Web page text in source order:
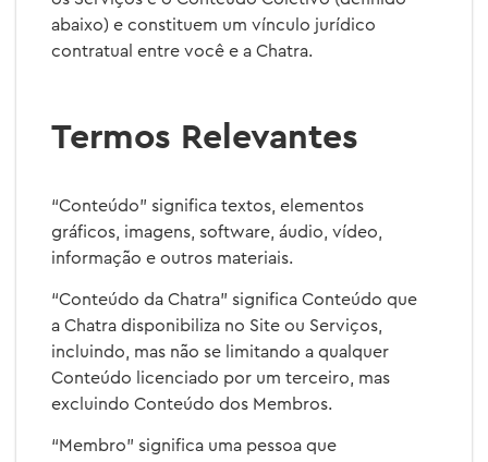
abaixo) e constituem um vínculo jurídico
contratual entre você e a Chatra.
Termos Relevantes
“Conteúdo” significa textos, elementos
gráficos, imagens, software, áudio, vídeo,
informação e outros materiais.
“Conteúdo da Chatra” significa Conteúdo que
a Chatra disponibiliza no Site ou Serviços,
incluindo, mas não se limitando a qualquer
Conteúdo licenciado por um terceiro, mas
excluindo Conteúdo dos Membros.
“Membro” significa uma pessoa que